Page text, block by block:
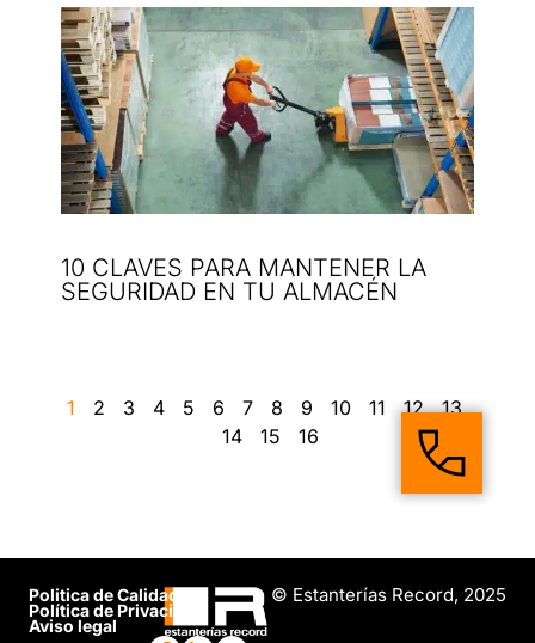
10 CLAVES PARA MANTENER LA
SEGURIDAD EN TU ALMACÉN
1 2 3 4 5 6 7 8 9 10 11 12
13
14
15 16
Politica de Calidad
Política de Privacidad
Aviso legal
© Estanterías Record, 2025